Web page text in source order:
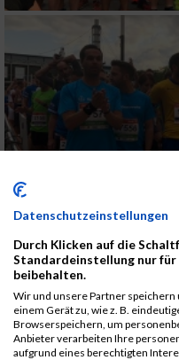
Datenschutzeinstellungen
Durch Klicken auf die
Standardeinstellung nur
beibehalten.
Wir und unsere Partner
einem Gerät zu, wie z. B.
Browserspeichern, um
Anbieter verarbeiten Ihre
aufgrund eines berechtigten